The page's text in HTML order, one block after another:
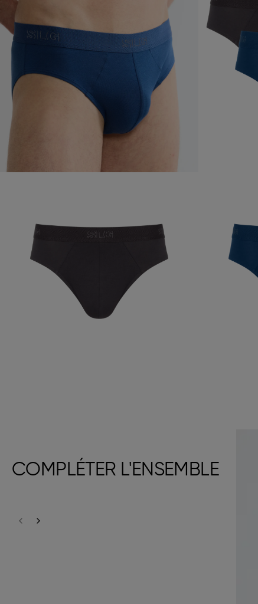
COMPLÉTER L'ENSEMBLE